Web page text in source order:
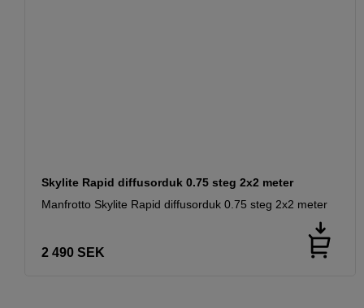
Skylite Rapid diffusorduk 0.75 steg 2x2 meter
Manfrotto Skylite Rapid diffusorduk 0.75 steg 2x2 meter
2 490 SEK